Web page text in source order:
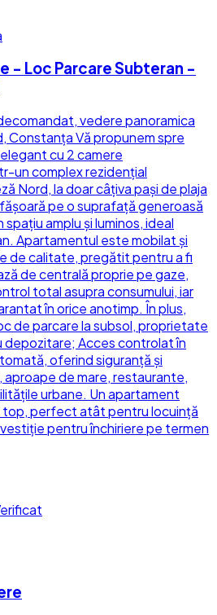
- Loc Parcare Subteran -
vedere panoramica
Constanța Vă propunem spre
cu 2 camere
un complex rezidențial
Nord, la doar câțiva pași de plaja
pe o suprafață generoasă
amplu și luminos, ideal
Apartamentul este mobilat și
de calitate, pregătit pentru a fi
de centrală proprie pe gaze,
total asupra consumului, iar
în orice anotimp. În plus,
de parcare la subsol, proprietate
depozitare; Acces controlat în
oferind siguranță și
de mare, restaurante,
urbane. Un apartament
perfect atât pentru locuință
pentru închiriere pe termen